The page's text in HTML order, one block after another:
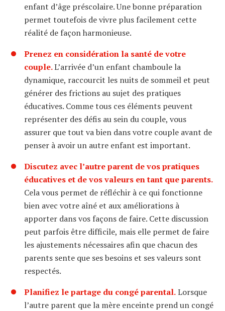
enfant d’âge préscolaire. Une bonne préparation
permet toutefois de vivre plus facilement cette
réalité de façon harmonieuse.
Prenez en considération la santé de votre
couple.L’arrivée d’un enfant chamboule la
dynamique, raccourcit les nuits de sommeil et peut
générer des frictions au sujet des pratiques
éducatives. Comme tous ces éléments peuvent
représenter des défis au sein du couple, vous
assurer que tout va bien dans votre couple avant de
penser à avoir un autre enfant est important.
Discutez avec l’autre parent de vos pratiques
éducatives et de vos valeurs en tant que parents.
Cela vous permet de réfléchir à ce qui fonctionne
bien avec votre aîné et aux améliorations à
apporter dans vos façons de faire. Cette discussion
peut parfois être difficile, mais elle permet de faire
les ajustements nécessaires afin que chacun des
parents sente que ses besoins et ses valeurs sont
respectés.
Planifiez le partage du congé parental.Lorsque
l’autre parent que la mère enceinte prend un congé